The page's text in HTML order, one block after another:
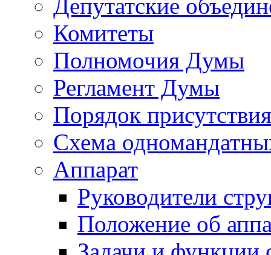
Депутатские
Комитеты
Полномочия Думы
Регламент Думы
Порядок
Схема
Аппарат
Руководители
Положение об